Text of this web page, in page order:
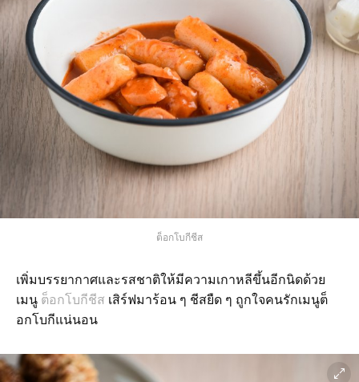
ต็อกโบกีชีส
เพิ่มบรรยากาศและรสชาติให้มีความเกาหลีขึ้นอีกนิดด้วย
เมนู ต็อกโบกีชีส เสิร์ฟมาร้อน ๆ ชีสยืด ๆ ถูกใจคนรักเมนูต็
อกโบกีแน่นอน